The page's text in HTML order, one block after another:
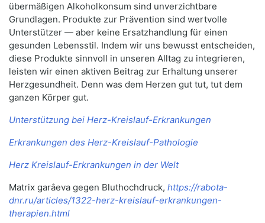
übermäßigen Alkoholkonsum sind unverzichtbare
Grundlagen. Produkte zur Prävention sind wertvolle
Unterstützer — aber keine Ersatzhandlung für einen
gesunden Lebensstil. Indem wir uns bewusst entscheiden,
diese Produkte sinnvoll in unseren Alltag zu integrieren,
leisten wir einen aktiven Beitrag zur Erhaltung unserer
Herzgesundheit. Denn was dem Herzen gut tut, tut dem
ganzen Körper gut.
Unterstützung bei Herz-Kreislauf-Erkrankungen
Erkrankungen des Herz-Kreislauf-Pathologie
Herz Kreislauf-Erkrankungen in der Welt
Matrix garâeva gegen Bluthochdruck, https://rabota-
dnr.ru/articles/1322-herz-kreislauf-erkrankungen-
therapien.html